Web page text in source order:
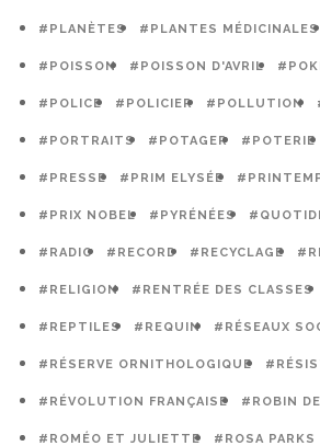
#PLANÈTES #PLANTES MÉDICINALES
#POISSON #POISSON D'AVRIL
#POLICE #POLICIER #POLLUTION
#PORTRAITS #POTAGER #POTERIE
#PRESSE #PRIM ELYSÉE
#PRIX NOBEL #PYRÉNÉES
#RADIO #RECORD #RECYCLAGE
#RELIGION #RENTRÉE DES CLASSES
#REPTILES #REQUIN #RÉSEAUX
#RÉSERVE ORNITHOLOGIQUE
#RÉVOLUTION FRANÇAISE #ROBIN
#ROMÉO ET JULIETTE #ROSA PARKS